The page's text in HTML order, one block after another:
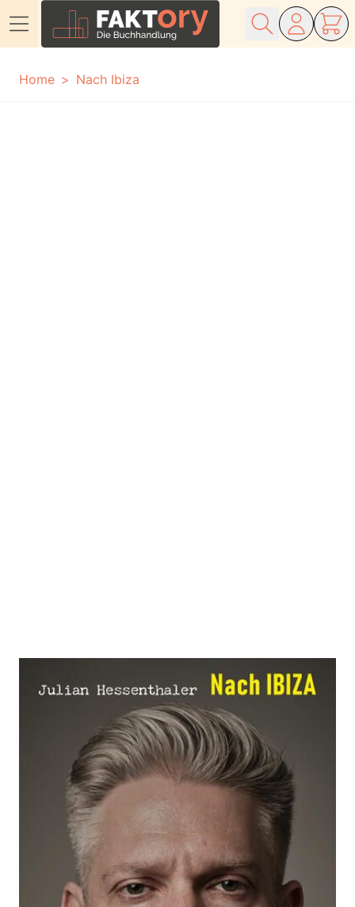
Home
Nach Ibiza
Nach Ibiza
Zur Wunschliste hinzufügen
Der lange Schatten eines Skandalvideos – Warum
unsere Demokratie in Gefahr ist
Julian Hessenthaler